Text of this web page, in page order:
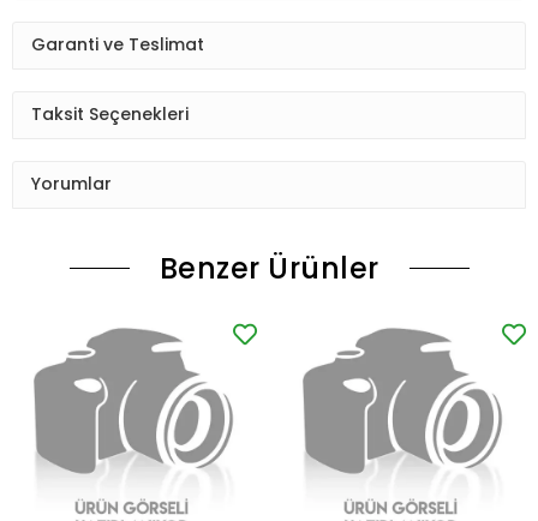
Garanti ve Teslimat
Taksit Seçenekleri
Yorumlar
Benzer Ürünler